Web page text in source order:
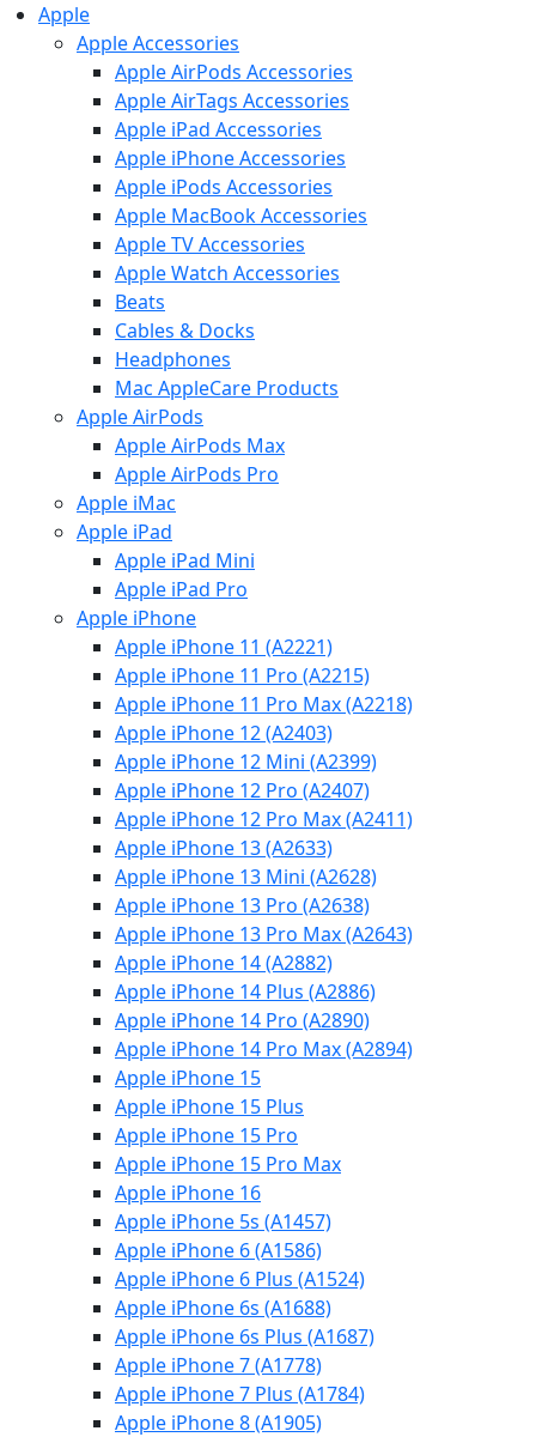
Apple
Apple Accessories
Apple AirPods Accessories
Apple AirTags Accessories
Apple iPad Accessories
Apple iPhone Accessories
Apple iPods Accessories
Apple MacBook Accessories
Apple TV Accessories
Apple Watch Accessories
Beats
Cables & Docks
Headphones
Mac AppleCare Products
Apple AirPods
Apple AirPods Max
Apple AirPods Pro
Apple iMac
Apple iPad
Apple iPad Mini
Apple iPad Pro
Apple iPhone
Apple iPhone 11 (A2221)
Apple iPhone 11 Pro (A2215)
Apple iPhone 11 Pro Max (A2218)
Apple iPhone 12 (A2403)
Apple iPhone 12 Mini (A2399)
Apple iPhone 12 Pro (A2407)
Apple iPhone 12 Pro Max (A2411)
Apple iPhone 13 (A2633)
Apple iPhone 13 Mini (A2628)
Apple iPhone 13 Pro (A2638)
Apple iPhone 13 Pro Max (A2643)
Apple iPhone 14 (A2882)
Apple iPhone 14 Plus (A2886)
Apple iPhone 14 Pro (A2890)
Apple iPhone 14 Pro Max (A2894)
Apple iPhone 15
Apple iPhone 15 Plus
Apple iPhone 15 Pro
Apple iPhone 15 Pro Max
Apple iPhone 16
Apple iPhone 5s (A1457)
Apple iPhone 6 (A1586)
Apple iPhone 6 Plus (A1524)
Apple iPhone 6s (A1688)
Apple iPhone 6s Plus (A1687)
Apple iPhone 7 (A1778)
Apple iPhone 7 Plus (A1784)
Apple iPhone 8 (A1905)